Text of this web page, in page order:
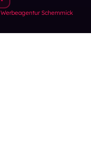
Werbeagentur Schemmick